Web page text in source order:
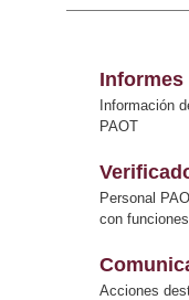
Informes
Información
PAOT
Personal
con
Acciones